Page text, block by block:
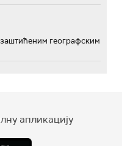
географским
апликацију